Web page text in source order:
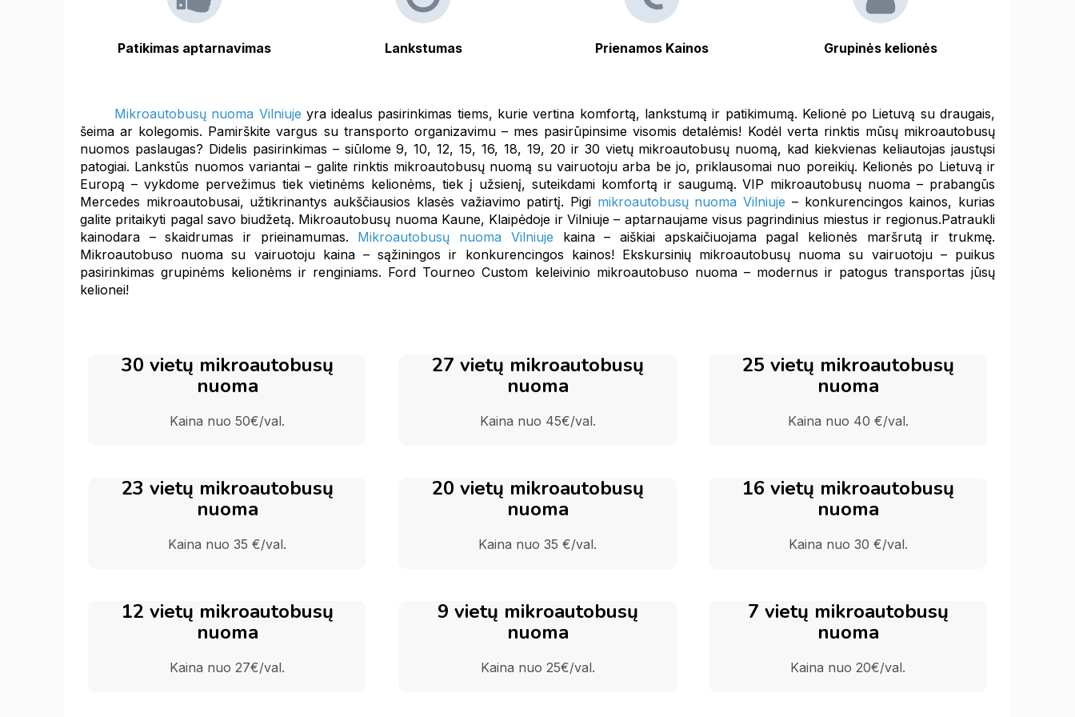
Patikimas aptarnavimas Lankstumas Prienamos Kainos Grupinės kelionės
Mikroautobusų nuoma Vilniuje yra idealus pasirinkimas tiems, kurie vertina komfortą, lankstumą ir patikimumą. Kelionė po Lietuvą su draugais,
šeima ar kolegomis. Pamirškite vargus su transporto organizavimu – mes pasirūpinsime visomis detalėmis! Kodėl verta rinktis mūsų mikroautobusų
nuomos paslaugas? Didelis pasirinkimas – siūlome 9, 10, 12, 15, 16, 18, 19, 20 ir 30 vietų mikroautobusų nuomą, kad kiekvienas keliautojas jaustųsi
patogiai. Lankstūs nuomos variantai – galite rinktis mikroautobusų nuomą su vairuotoju arba be jo, priklausomai nuo poreikių. Kelionės po Lietuvą ir
Europą – vykdome pervežimus tiek vietinėms kelionėms, tiek į užsienį, suteikdami komfortą ir saugumą. VIP mikroautobusų nuoma – prabangūs
Mercedes mikroautobusai, užtikrinantys aukščiausios klasės važiavimo patirtį. Pigi mikroautobusų nuoma Vilniuje – konkurencingos kainos, kurias
galite pritaikyti pagal savo biudžetą. Mikroautobusų nuoma Kaune, Klaipėdoje ir Vilniuje – aptarnaujame visus pagrindinius miestus ir regionus.Patraukli
kainodara – skaidrumas ir prieinamumas. Mikroautobusų nuoma Vilniuje kaina – aiškiai apskaičiuojama pagal kelionės maršrutą ir trukmę.
Mikroautobuso nuoma su vairuotoju kaina – sąžiningos ir konkurencingos kainos! Ekskursinių mikroautobusų nuoma su vairuotoju – puikus
pasirinkimas grupinėms kelionėms ir renginiams. Ford Tourneo Custom keleivinio mikroautobuso nuoma – modernus ir patogus transportas jūsų
kelionei!
30 vietų mikroautobusų
nuoma
Kaina nuo 50€/val.
27 vietų mikroautobusų
nuoma
Kaina nuo 45€/val.
25 vietų mikroautobusų
nuoma
Kaina nuo 40 €/val.
23 vietų mikroautobusų
nuoma
Kaina nuo 35 €/val.
20 vietų mikroautobusų
nuoma
Kaina nuo 35 €/val.
16 vietų mikroautobusų
nuoma
Kaina nuo 30 €/val.
12 vietų mikroautobusų
nuoma
Kaina nuo 27€/val.
9 vietų mikroautobusų
nuoma
Kaina nuo 25€/val.
7 vietų mikroautobusų
nuoma
Kaina nuo 20€/val.